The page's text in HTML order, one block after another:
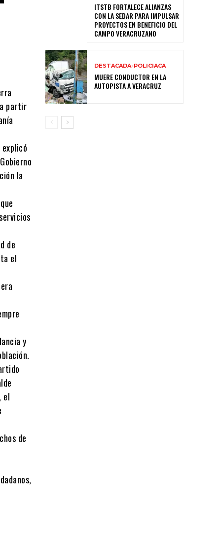
partir
la
de
el
y
el
de
ITSTB FORTALECE ALIANZAS
CON LA SEDAR PARA IMPULSAR
PROYECTOS EN BENEFICIO DEL
CAMPO VERACRUZANO
DESTACADA-POLICIACA
MUERE CONDUCTOR EN LA
AUTOPISTA A VERACRUZ